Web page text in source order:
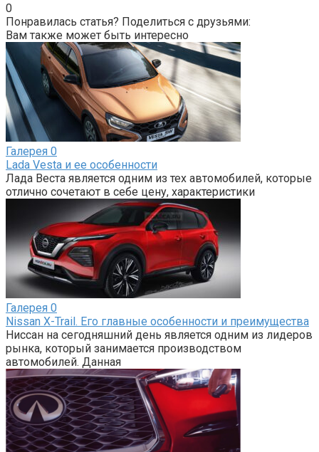
0
Понравилась статья? Поделиться с друзьями:
Вам также может быть интересно
Галерея 0
Lada Vesta и ее особенности
Лада Веста является одним из тех автомобилей, которые
отлично сочетают в себе цену, характеристики
Галерея 0
Nissan X-Trail. Его главные особенности и преимущества
Ниссан на сегодняшний день является одним из лидеров
рынка, который занимается производством
автомобилей. Данная